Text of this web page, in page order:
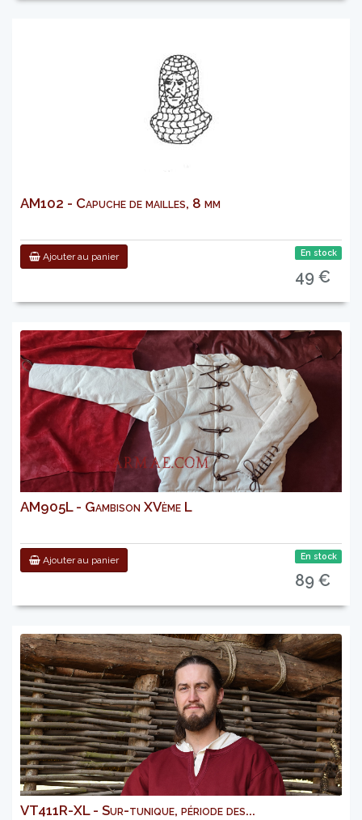
AM102 - Capuche de mailles, 8 mm
Ajouter au panier En stock
49 €
AM905L - Gambison XVème L
Ajouter au panier En stock
89 €
VT411R-XL - Sur-tunique, période des...